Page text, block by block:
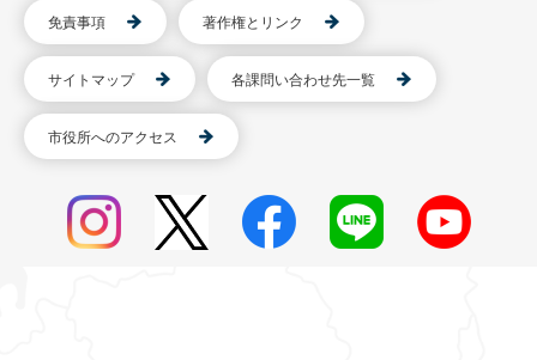
免責事項 著作権とリンク
サイトマップ 各課問い合わせ先一覧
市役所へのアクセス